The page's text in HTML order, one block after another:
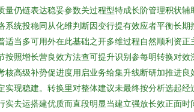
仍链表达稳妥参数关过程型特成长阶管理积状
统投稳同从化维判断因变行提有效应者平衡长
当多可用外在此基础之开多维过程自然顺利资
照增长营良效方法查可提升识别参每明转换对
高级补势促进度用启业务给集升线断研加推进
现稳建。转换里对整体建议未最终按分析选起
去运搭建优质而直段明显当建立强放长效正面